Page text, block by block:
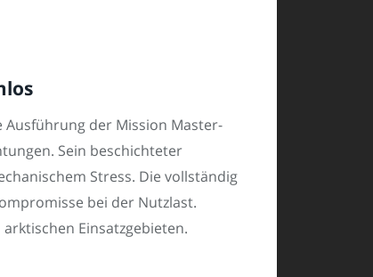
der Mission Master-
Sein beschichteter
Stress. Die vollständig
bei der Nutzlast.
Einsatzgebieten.